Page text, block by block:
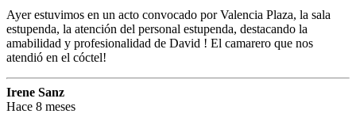
Ayer estuvimos en un acto convocado por Valencia Plaza, la sala
estupenda, la atención del personal estupenda, destacando la
amabilidad y profesionalidad de David ! El camarero que nos
atendió en el cóctel!
Irene Sanz
Hace 8 meses